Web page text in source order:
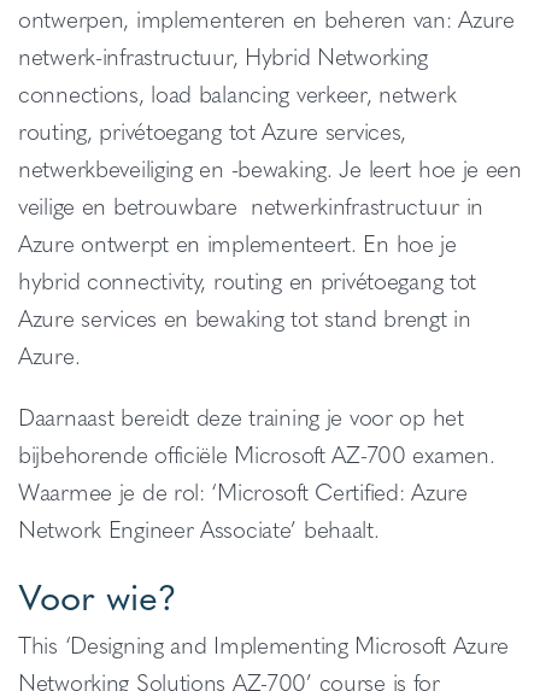
ontwerpen, implementeren en beheren van: Azure
netwerk-infrastructuur, Hybrid Networking
connections, load balancing verkeer, netwerk
routing, privétoegang tot Azure services,
netwerkbeveiliging en -bewaking. Je leert hoe je een
veilige en betrouwbare netwerkinfrastructuur in
Azure ontwerpt en implementeert. En hoe je
hybrid connectivity, routing en privétoegang tot
Azure services en bewaking tot stand brengt in
Azure.
Daarnaast bereidt deze training je voor op het
bijbehorende officiële Microsoft AZ-700 examen.
Waarmee je de rol: ‘Microsoft Certified: Azure
Network Engineer Associate’ behaalt.
Voor wie?
This ‘Designing and Implementing Microsoft Azure
Networking Solutions AZ-700’ course is for